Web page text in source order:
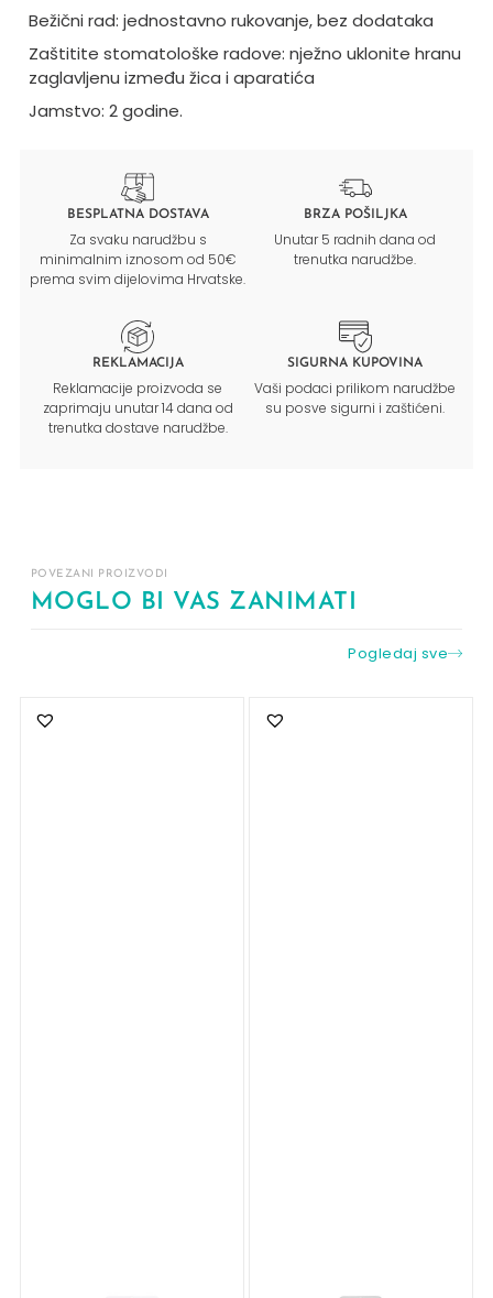
Bežični rad: jednostavno rukovanje, bez dodataka
Zaštitite stomatološke radove: nježno uklonite hranu
zaglavljenu između žica i aparatića
Jamstvo: 2 godine.
BESPLATNA DOSTAVA
Za svaku narudžbu s
minimalnim iznosom od 50€
prema svim dijelovima Hrvatske.
BRZA POŠILJKA
Unutar 5 radnih dana od
trenutka narudžbe.
REKLAMACIJA
Reklamacije proizvoda se
zaprimaju unutar 14 dana od
trenutka dostave narudžbe.
SIGURNA KUPOVINA
Vaši podaci prilikom narudžbe
su posve sigurni i zaštićeni.
POVEZANI PROIZVODI
MOGLO BI VAS ZANIMATI
Pogledaj sve